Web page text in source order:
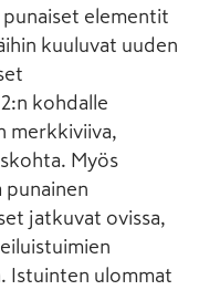
elementit
kuuluvat uuden
kohdalle
merkkiviiva,
Myös
punainen
jatkuvat ovissa,
Istuinten ulommat